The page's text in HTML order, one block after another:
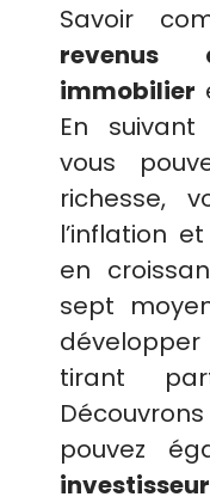
Savoir
revenus
immobilier
En
vous
richesse,
l’inflation
en
sept
tirant
pouvez